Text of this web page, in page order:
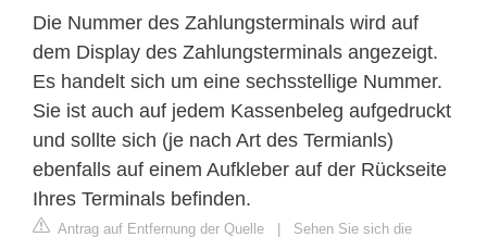
Die Nummer des Zahlungsterminals wird auf
dem Display des Zahlungsterminals angezeigt.
Es handelt sich um eine sechsstellige Nummer.
Sie ist auch auf jedem Kassenbeleg aufgedruckt
und sollte sich (je nach Art des Termianls)
ebenfalls auf einem Aufkleber auf der Rückseite
Ihres Terminals befinden.
Antrag auf Entfernung der Quelle | Sehen Sie sich die